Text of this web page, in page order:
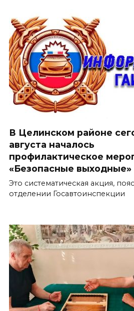
В Целинском районе
августа началось
профилактическое
«Безопасные выходные»
Это систематическая акция,
отделении Госавтоинспекции